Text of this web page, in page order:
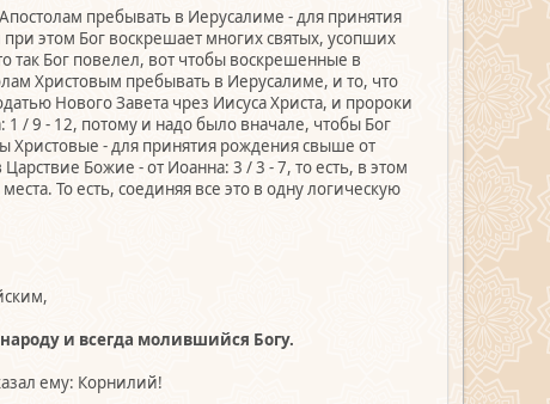
пребывать в Иерусалиме - для принятия
этом Бог воскрешает многих святых, усопших
так Бог повелел, вот чтобы воскрешенные в
Христовым пребывать в Иерусалиме, и то, что
Нового Завета чрез Иисуса Христа, и пророки
/ 9 - 12, потому и надо было вначале, чтобы Бог
Христовые - для принятия рождения свыше от
Божие - от Иоанна: 3 / 3 - 7, то есть, в этом
То есть, соединяя все это в одну логическую
и всегда молившийся Богу.
ему: Корнилий!